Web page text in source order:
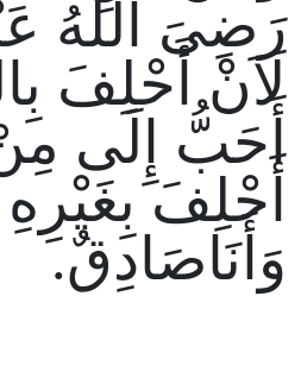
رَضِىَ اللَّهُ
لَاَنْ أَحْلِفَ
أَحَبُّ إِلَى
أَحْلِفَ بِغَيْرِهِ
وَأَنَاصَادِقٌ.